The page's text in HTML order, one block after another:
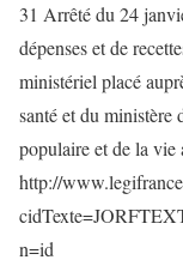
31 Arrêté du 24
dépenses et de
ministériel placé
santé et du ministère
populaire et de la vie
http://
n=id